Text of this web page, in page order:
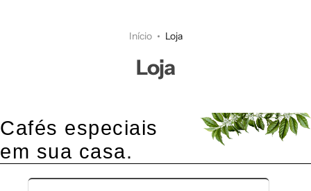
Início Loja
Loja
Cafés especiais
em sua casa.